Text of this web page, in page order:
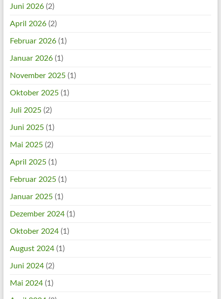
Juni 2026(2)
April 2026(2)
Februar 2026(1)
Januar 2026(1)
November 2025(1)
Oktober 2025(1)
Juli 2025(2)
Juni 2025(1)
Mai 2025(2)
April 2025(1)
Februar 2025(1)
Januar 2025(1)
Dezember 2024(1)
Oktober 2024(1)
August 2024(1)
Juni 2024(2)
Mai 2024(1)